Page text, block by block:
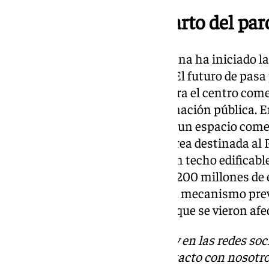
Así será el nuevo reparto del
El Ayuntamiento de Benalmádena ha iniciado
urbanístico para reabrir Tívoli. El futuro de
parque de atracciones y más para el centro
acuerdo ya está abierto a información pública.
de que los promotores ejecuten un espacio
techo y 10.000 de hotelero. El área destinada
limitada a 35.860 metros, con un techo
estimada oscila entre los 100 y 200 millones
regula en la disposición sexta el mecanismo
antiguos trabajadores de Tívoli que se vieron
Descubre más noticias de 101Tv en las redes
. Puedes ponerte en contacto con